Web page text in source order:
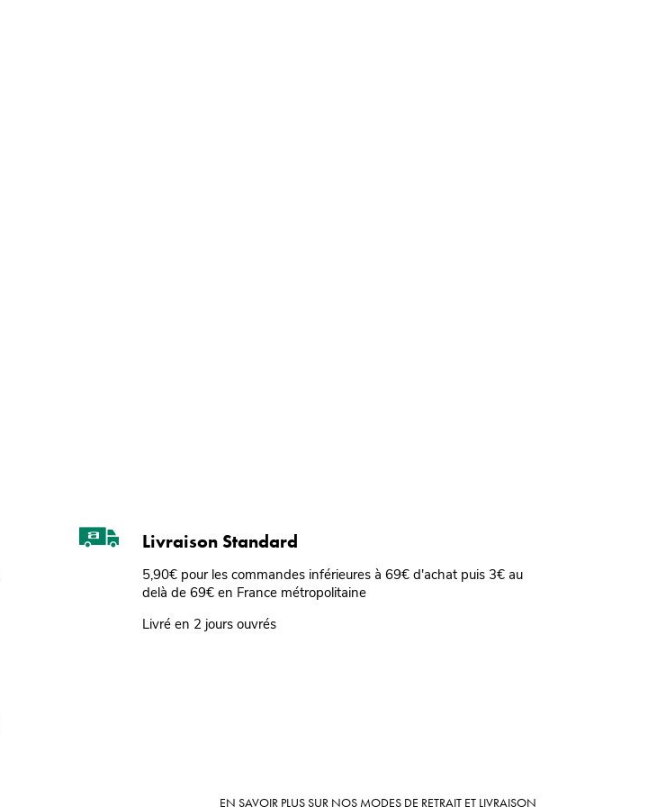
Livraison Standard
5,90€ pour les commandes inférieures à 69€ d'achat puis 3€ au
delà de 69€ en France métropolitaine
Livré en 2 jours ouvrés
EN SAVOIR PLUS SUR NOS MODES DE RETRAIT ET LIVRAISON